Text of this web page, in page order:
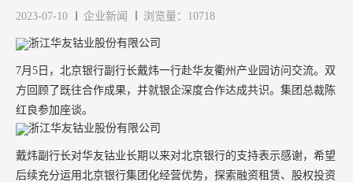
2023-07-10 企业新闻 浏览量：10718
7月 5 日，北京银行副行长戴炜一行赴华友衢州产业园访问交流。双
方回顾了既往合作成果，并就银企深度合作达成共识。集团总裁陈
红良参加座谈。
戴炜副行长对华友钴业长期以来对北京银行的支持表示感谢，希望
后续充分运用北京银行集团化经营优势，探索融资租赁、股权投资